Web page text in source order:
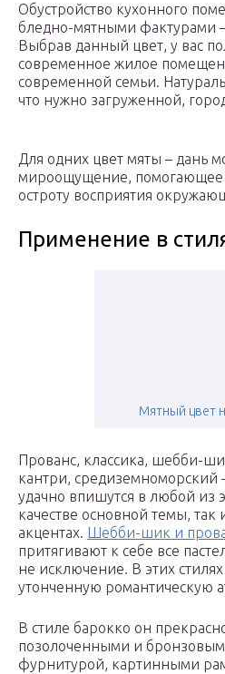
Обустройство кухонного
бледно-мятными фактурами
Выбрав данный цвет, у вас
современное жилое
современной семьи.
что нужно загруженной,
Для одних цвет мяты – дань
мироощущение, помогающее
остроту восприятия
Применение в
Мятный цвет
Прованс, классика, шебби-
кантри, средиземноморский
удачно впишутся в любой из
качестве основной темы,
акцентах. Шебби-шик и
притягивают к себе все
не исключение. В этих
утонченную романтическую
В стиле барокко он
позолоченными и
фурнитурой, картинными